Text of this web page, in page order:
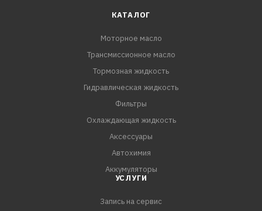
КАТАЛОГ
Моторное масло
Трансмиссионное масло
Тормозная жидкость
Гидравлическая жидкость
Фильтры
Охлаждающая жидкость
Аксессуары
Автохимия
Аккумуляторы
УСЛУГИ
Запись на сервис